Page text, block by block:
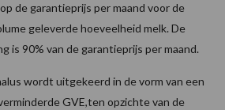
de garantieprijs per maand voor de
geleverde hoeveelheid melk. De
is 90% van de garantieprijs per maand.
wordt uitgekeerd in de vorm van een
GVE,ten opzichte van de